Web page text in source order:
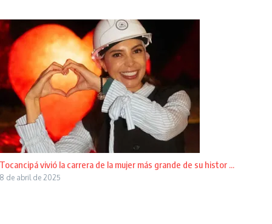
Tocancipá vivió la carrera de la mujer más grande de su histor ...
8 de abril de 2025